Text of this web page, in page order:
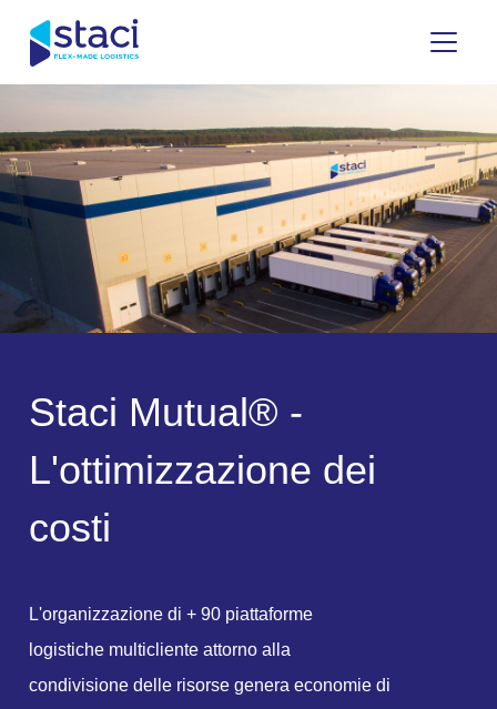
Staci
Staci Mutual® -
L'ottimizzazione dei
costi
L'organizzazione di + 90 piattaforme
logistiche multicliente attorno alla
condivisione delle risorse genera economie di